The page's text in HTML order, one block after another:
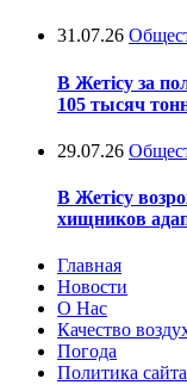
31.07.26
В Жетісу за
105 тысяч
29.07.26
В Жетісу
хищников
Главная
Новости
О Нас
Качество
Погода
Политика сайта